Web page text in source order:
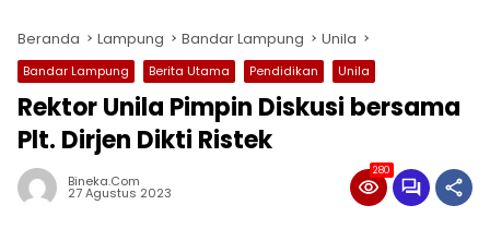
Beranda Lampung Bandar Lampung Unila
Bandar Lampung Berita Utama Pendidikan Unila
Rektor Unila Pimpin Diskusi bersama
Plt. Dirjen Dikti Ristek
Bineka.com
27 Agustus 2023
280